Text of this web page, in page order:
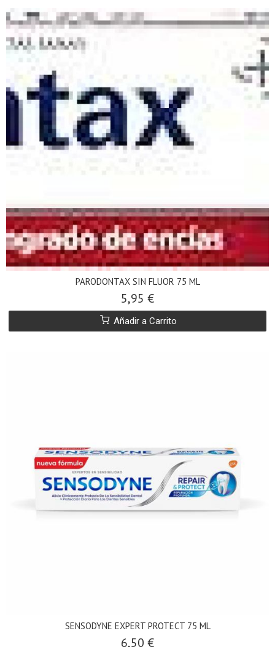
PARODONTAX SIN FLUOR 75 ML
5,95 €
Añadir a Carrito
SENSODYNE EXPERT PROTECT 75 ML
6,50 €